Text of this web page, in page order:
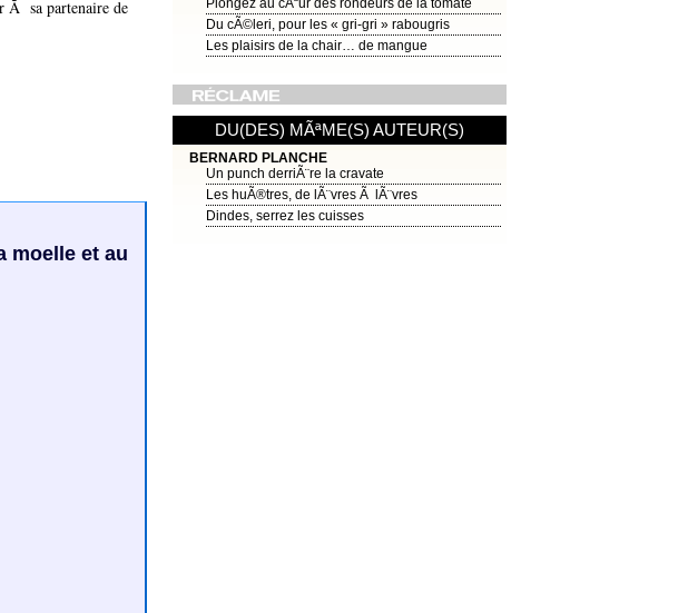
Plongez au cÅ“ur des rondeurs de la tomate
Du cÃ©leri, pour les « gri-gri » rabougris
Les plaisirs de la chair… de mangue
DU(DES) MÃªME(S) AUTEUR(S)
BERNARD PLANCHE
Un punch derriÃ¨re la cravate
Les huÃ®tres, de lÃ¨vres Ã lÃ¨vres
Dindes, serrez les cuisses
Ã sa partenaire de
moelle et au